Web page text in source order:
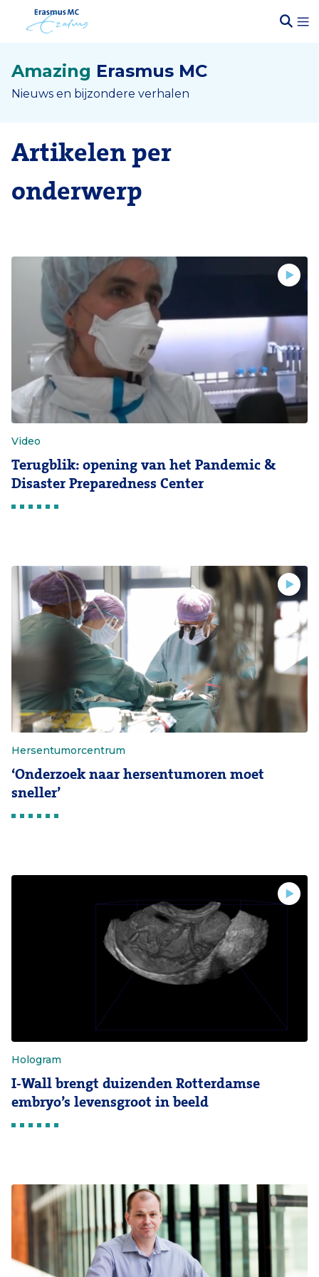
Amazing Erasmus MC
Nieuws en bijzondere verhalen
Artikelen per
onderwerp
Video
Terugblik: opening van het Pandemic &
Disaster Preparedness Center
Hersentumorcentrum
‘Onderzoek naar hersentumoren moet
sneller’
Hologram
I-Wall brengt duizenden Rotterdamse
embryo’s levensgroot in beeld